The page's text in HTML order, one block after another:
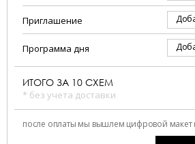
Приглашение
Программа дня
ИТОГО ЗА 10 СХЕМ
* без учета доставки
после оплаты мы вышлем цифровой макет